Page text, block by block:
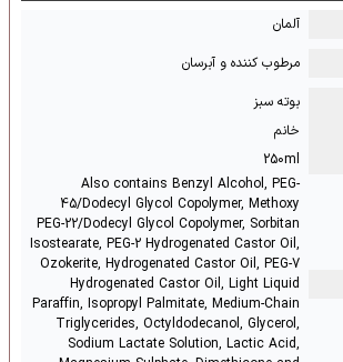
آلمان
مرطوب کننده و آبرسان
بوته سبز
خانم
250ml
Also contains Benzyl Alcohol, PEG-
45/Dodecyl Glycol Copolymer, Methoxy
PEG-22/Dodecyl Glycol Copolymer, Sorbitan
Isostearate, PEG-2 Hydrogenated Castor Oil,
Ozokerite, Hydrogenated Castor Oil, PEG-7
Hydrogenated Castor Oil, Light Liquid
Paraffin, Isopropyl Palmitate, Medium-Chain
Triglycerides, Octyldodecanol, Glycerol,
Sodium Lactate Solution, Lactic Acid,